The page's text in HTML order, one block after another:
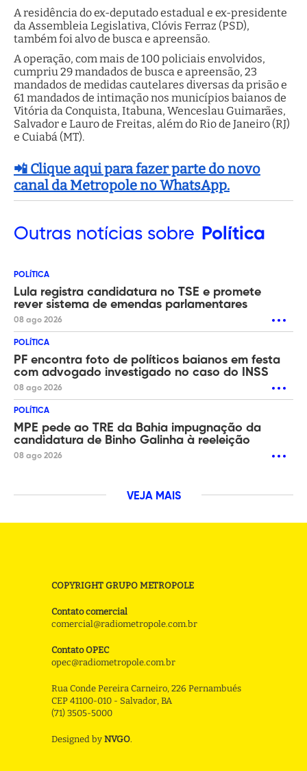
A residência do ex-deputado estadual e ex-presidente
da Assembleia Legislativa, Clóvis Ferraz (PSD),
também foi alvo de busca e apreensão.
A operação, com mais de 100 policiais envolvidos,
cumpriu 29 mandados de busca e apreensão, 23
mandados de medidas cautelares diversas da prisão e
61 mandados de intimação nos municípios baianos de
Vitória da Conquista, Itabuna, Wenceslau Guimarães,
Salvador e Lauro de Freitas, além do Rio de Janeiro (RJ)
e Cuiabá (MT).
📲 Clique aqui para fazer parte do novo
canal da Metropole no WhatsApp.
Outras notícias sobre Política
POLÍTICA
Lula registra candidatura no TSE e promete
rever sistema de emendas parlamentares
08 ago 2026
POLÍTICA
PF encontra foto de políticos baianos em festa
com advogado investigado no caso do INSS
08 ago 2026
POLÍTICA
MPE pede ao TRE da Bahia impugnação da
candidatura de Binho Galinha à reeleição
08 ago 2026
VEJA MAIS
COPYRIGHT GRUPO METROPOLE
Contato comercial
comercial@radiometropole.com.br
Contato OPEC
opec@radiometropole.com.br
Rua Conde Pereira Carneiro, 226 Pernambués
CEP 41100-010 - Salvador, BA
(71) 3505-5000
Designed by NVGO.